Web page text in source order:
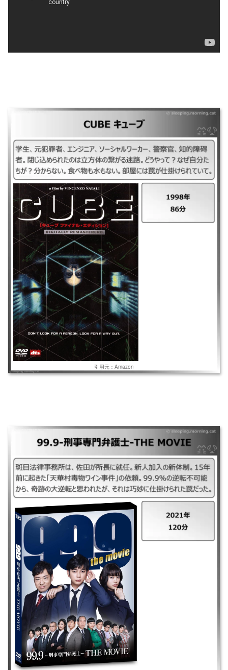
引用元：Amazon
｜CUBE キューブ ｜1998年 ｜86分 ｜学生、元犯罪者、エンジニア、ソー
シャルワーカー、警察官、知的障碍者。閉じ込められたのは立方体の繋が
る迷路。どうやって?なぜ自分たちが?分からない。食べ物も水もない。部
屋には罠が仕掛けられていて。
｜99.9-刑事専門弁護士-THE MOVIE ｜2021年 ｜120分 ｜斑目法律事務所
は、佐田が所長に就任。新人加入の新体制。15年前に起きた「天華村毒物
ワイン事件」の依頼。99.9%の逆転不可能から、奇跡の大逆転と思われた
が、それは巧妙に仕掛けられた罠だった。